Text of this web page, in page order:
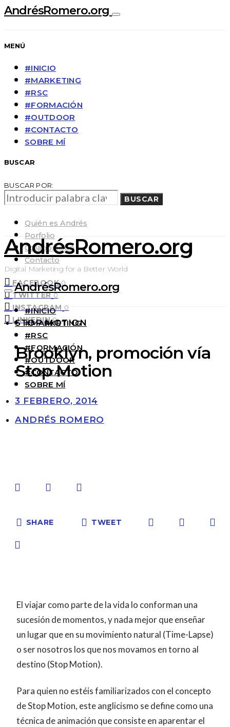
AndrésRomero.org
MENÚ
#INICIO
#MARKETING
#RSC
#FORMACIÓN
#OUTDOOR
#CONTACTO
SOBRE MÍ
BUSCAR
BUSCAR POR:
BUSCAR
Quién es Andrés
Porfolio
Colaboración
Contacto
FACEBOOK 0
TWITTER 0
INSTAGRAM 0
LINKEDIN 0
AndrésRomero.org
Digital Marketing for a Better World
AndrésRomero.org
#INICIO
#MARKETING
#RSC
#FORMACIÓN
#OUTDOOR
#CONTACTO
SOBRE MÍ
STOP MOTION
Brooklyn, promoción vía
Stop Motion
3 FEBRERO, 2014
ANDRÉS ROMERO
SHARE TWEET
El viajar como parte de la vida lo conforman una
sucesión de momentos, y nada mejor que enseñar
un lugar que en su movimiento natural (Time-Lapse)
o ser nosotros los que nos movamos en torno al
destino (Stop Motion).
Para quien no estéis familiarizados con el concepto
de Stop Motion, este anglicismo se define como una
técnica de animación que consiste en aparentar el